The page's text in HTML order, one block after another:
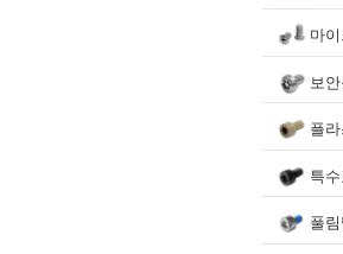
마
보
플
특
풀